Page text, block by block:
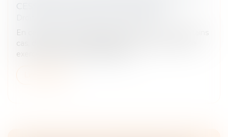
CESSION GLOBALE DE L’IMMEUBLE !
En cas de vente, le propriétaire est tenu, dans certains
cas, d’informer son locataire afin que celui-ci puisse
exercer son droit de préemption...